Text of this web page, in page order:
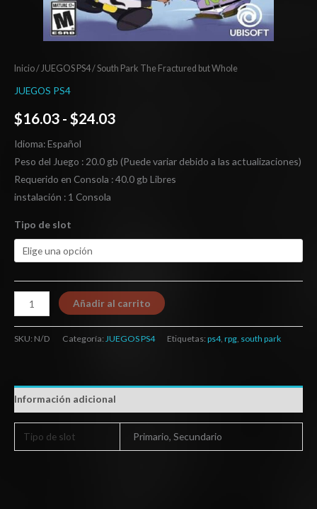
Inicio/JUEGOS PS4/ South Park The Fractured but Whole
JUEGOS PS4
$16.03 - $24.03
Idioma: Español
Peso del Juego : 20.0 gb (Puede variar debido a las actualizaciones)
Requerido en Consola : 40.0 gb Libres
instalación : 1 Consola
Tipo de slot
Añadir al carrito
SKU: N/D Categoría: JUEGOS PS4 Etiquetas: ps4, rpg south park
Información adicional
Tipo de slot Primario, Secundario